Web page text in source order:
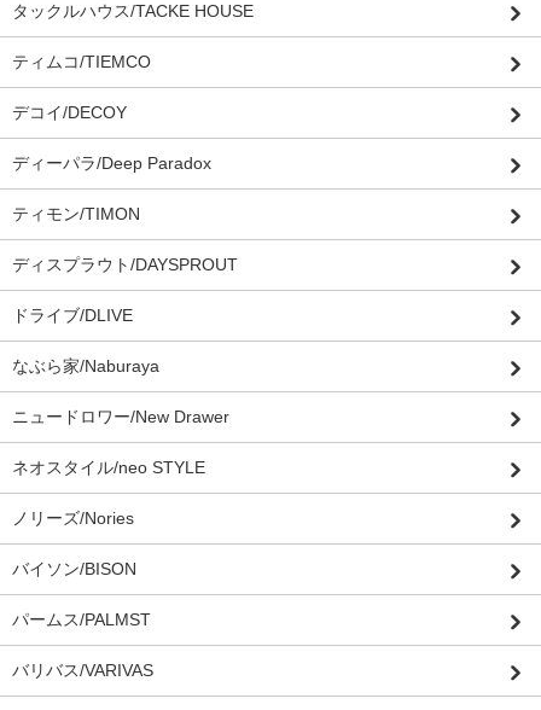
タックルハウス/TACKE HOUSE
ティムコ/TIEMCO
デコイ/DECOY
ディーパラ/Deep Paradox
ティモン/TIMON
ディスプラウト/DAYSPROUT
ドライブ/DLIVE
なぶら家/Naburaya
ニュードロワー/New Drawer
ネオスタイル/neo STYLE
ノリーズ/Nories
バイソン/BISON
パームス/PALMST
バリバス/VARIVAS